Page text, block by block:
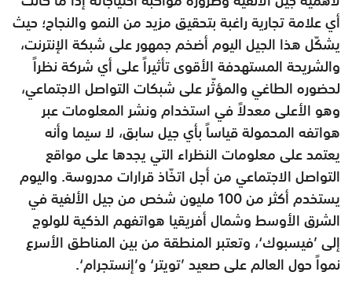
أي علامة تجارية راغبة بتحقيق مزيد من النمو والنجاح؛ حيث
يشكّل هذا الجيل اليوم أضخم جمهور على شبكة الإنترنت،
والشريحة المستهدفة الأقوى تأثيراً على أي شركة نظراً
لحضوره الطاغي والمؤثّر على شبكات التواصل الاجتماعي،
وهو الأعلى معدلاً في استخدام ونشر المعلومات عبر
هواتفه المحمولة قياساً بأي جيل سابق، لا سيما وأنه
يعتمد على معلومات النظراء التي يجدها على مواقع
التواصل الاجتماعي من أجل اتخّاذ قرارات مدروسة. واليوم
يستخدم أكثر من 100 مليون شخص من جيل الألفية في
الشرق الأوسط وشمال أفريقيا هواتفهم الذكية للولوج
إلى ’فيسبوك‘، وتعتبر المنطقة من بين المناطق الأسرع
نمواً حول العالم على صعيد ’تويتر‘ و’إنستجرام‘.